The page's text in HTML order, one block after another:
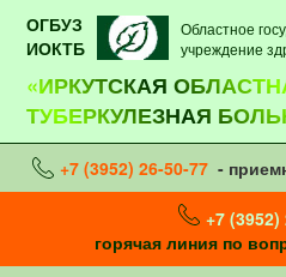
ОГБУЗ
ИОКТБ
Областное
учреждение
«ИРКУТСКАЯ
ТУБЕРКУЛЕЗНАЯ
+7 (3952) 26-50-77 -
+7 (3952)
горячая линия по